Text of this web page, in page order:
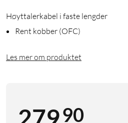
Høyttalerkabel i faste lengder
Rent kobber (OFC)
Les mer om produktet
90